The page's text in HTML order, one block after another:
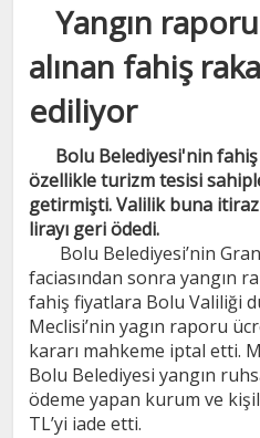
Yangın
alınan fahiş
ediliyor
Bolu Belediyesi'nin fahiş
özellikle turizm tesisi
getirmişti. Valilik buna
lirayı geri ödedi.
Bolu Belediyesi’nin
faciasından sonra yangın
fahiş fiyatlara Bolu Valiliği
Meclisi’nin yagın raporu
kararı mahkeme iptal etti.
Bolu Belediyesi yangın
ödeme yapan kurum ve
TL’yi iade etti.